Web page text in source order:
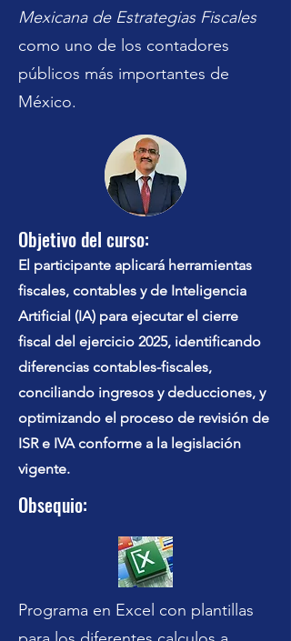
Mexicana de Estrategias Fiscales
como uno de los contadores
públicos más importantes de
México.
Objetivo del curso:
El participante aplicará herramientas
fiscales, contables y de Inteligencia
Artificial (IA) para ejecutar el cierre
fiscal del ejercicio 2025, identificando
diferencias contables-fiscales,
conciliando ingresos y deducciones, y
optimizando el proceso de revisión de
ISR e IVA conforme a la legislación
vigente.
Obsequio:
Programa en Excel con plantillas